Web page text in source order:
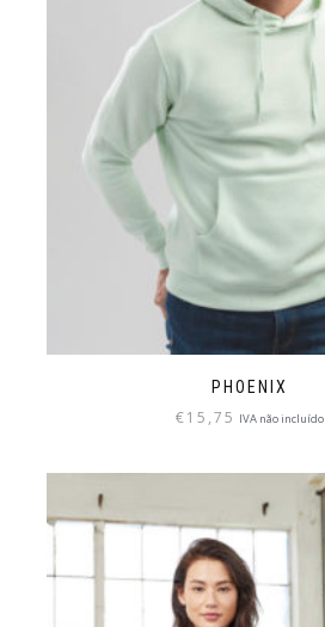
PHOENIX
€15,75 IVA não incluído